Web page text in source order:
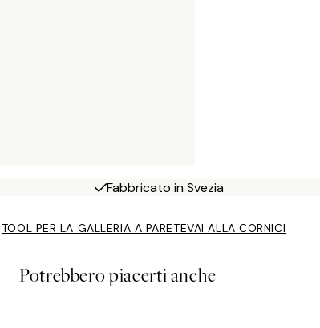
Fabbricato in Svezia
TOOL PER LA GALLERIA A PARETEVAI ALLA CORNICI
Potrebbero piacerti anche